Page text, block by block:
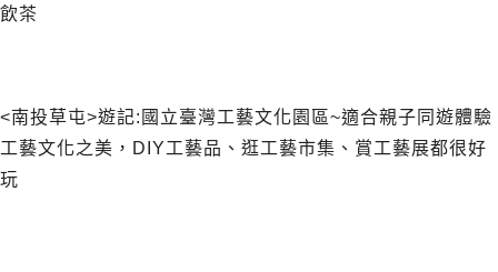
飲茶
<南投草屯>遊記:國立臺灣工藝文化園區~適合親子同遊體驗
工藝文化之美，DIY工藝品、逛工藝市集、賞工藝展都很好
玩